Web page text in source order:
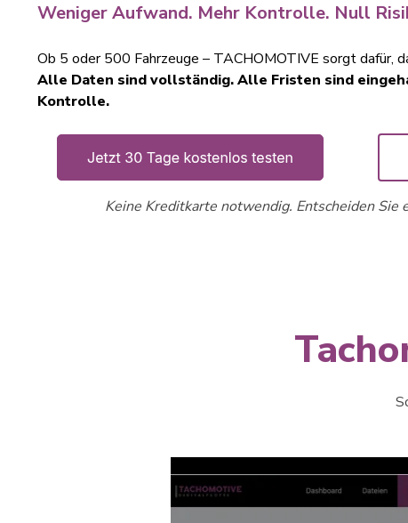
Weniger Aufwand. Mehr Kontrolle. Null
Ob 5 oder 500 Fahrzeuge – TACHOMOTIVE sorgt dafür,
Alle Daten sind vollständig. Alle Fristen sind
Kontrolle.
Keine Kreditkarte notwendig. Entscheiden Sie